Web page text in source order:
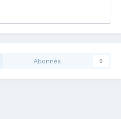
Abonnés 0